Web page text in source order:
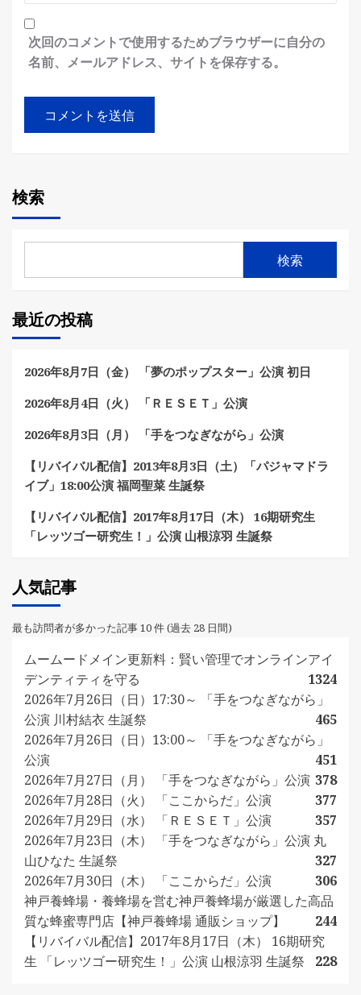
次回のコメントで使用するためブラウザーに自分の
名前、メールアドレス、サイトを保存する。
検索
検索
最近の投稿
2026年8月7日（金） 「夢のポップスター」公演 初日
2026年8月4日（火） 「ＲＥＳＥＴ」公演
2026年8月3日（月） 「手をつなぎながら」公演
【リバイバル配信】2013年8月3日（土）「パジャマドラ
イブ」18:00公演 福岡聖菜 生誕祭
【リバイバル配信】2017年8月17日（木） 16期研究生
「レッツゴー研究生！」公演 山根涼羽 生誕祭
人気記事
最も訪問者が多かった記事 10 件 (過去 28 日間)
ムームードメイン更新料：賢い管理でオンラインアイ
デンティティを守る
1324
2026年7月26日（日）17:30～ 「手をつなぎながら」
公演 川村結衣 生誕祭
465
2026年7月26日（日）13:00～ 「手をつなぎながら」
公演
451
2026年7月27日（月） 「手をつなぎながら」公演 378
2026年7月28日（火） 「ここからだ」公演
377
2026年7月29日（水） 「ＲＥＳＥＴ」公演
357
2026年7月23日（木） 「手をつなぎながら」公演 丸
山ひなた 生誕祭
327
2026年7月30日（木） 「ここからだ」公演
306
神戸養蜂場・養蜂場を営む神戸養蜂場が厳選した高品
質な蜂蜜専門店【神戸養蜂場 通販ショップ】
244
【リバイバル配信】2017年8月17日（木） 16期研究
生 「レッツゴー研究生！」公演 山根涼羽 生誕祭
228